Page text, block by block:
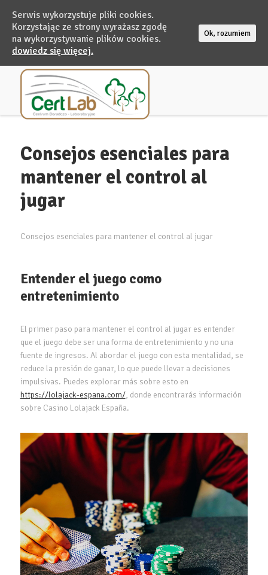
Consejos esenciales para
mantener el control al
jugar
Consejos esenciales para mantener el control al jugar
Entender el juego como
entretenimiento
El primer paso para mantener el control al jugar es entender
que el juego debe ser una forma de entretenimiento y no una
fuente de ingresos. Al abordar el juego con esta mentalidad, se
reduce la presión de ganar, lo que puede llevar a decisiones
impulsivas. Puedes explorar más sobre esto en
https://lolajack-espana.com/, donde encontrarás información
sobre Casino Lolajack España.
Serwis wykorzystuje pliki cookies.
Korzystając ze strony wyrażasz zgodę
na wykorzystywanie plików cookies.
dowiedz się więcej.
Ok, rozumiem